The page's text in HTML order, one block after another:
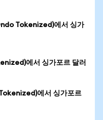
Tokenized)에서 싱가
에서 싱가포르 달러
에서 싱가포르